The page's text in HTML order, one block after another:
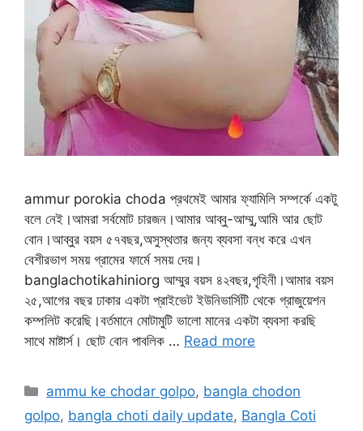
ammur porokia choda প্রথমেই আমার ফ্যামিলি সম্পর্কে একটু
বলে নেই।আমরা সর্বমোট চারজন।আমার আব্বু-আম্মু,আমি আর ছোট
বোন।আব্বুর বয়স ৫৭বছর,অসুস্থতার জন্য ব্যবসা বন্ধ করে এখন
বেশীরভাগ সময় গ্রামের ফার্মে সময় দেয়।
banglachotikahiniorg আম্মুর বয়স ৪২বছর,গৃহিনী।আমার বয়স
২৫,আগের বছর ঢাকার একটা প্রাইভেট ইউনিভার্সিটি থেকে গ্রাজুয়েশন
কম্পলিট করেছি।বর্তমানে মোটামুটি ভালো মানের একটা ব্যবসা করছি
সাথে মাষ্টার্স। ছোট বোন পাবলিক … Read more
Categories
ammu ke chodar golpo, bangla chodon
golpo, bangla choti daily update, Bangla Coti